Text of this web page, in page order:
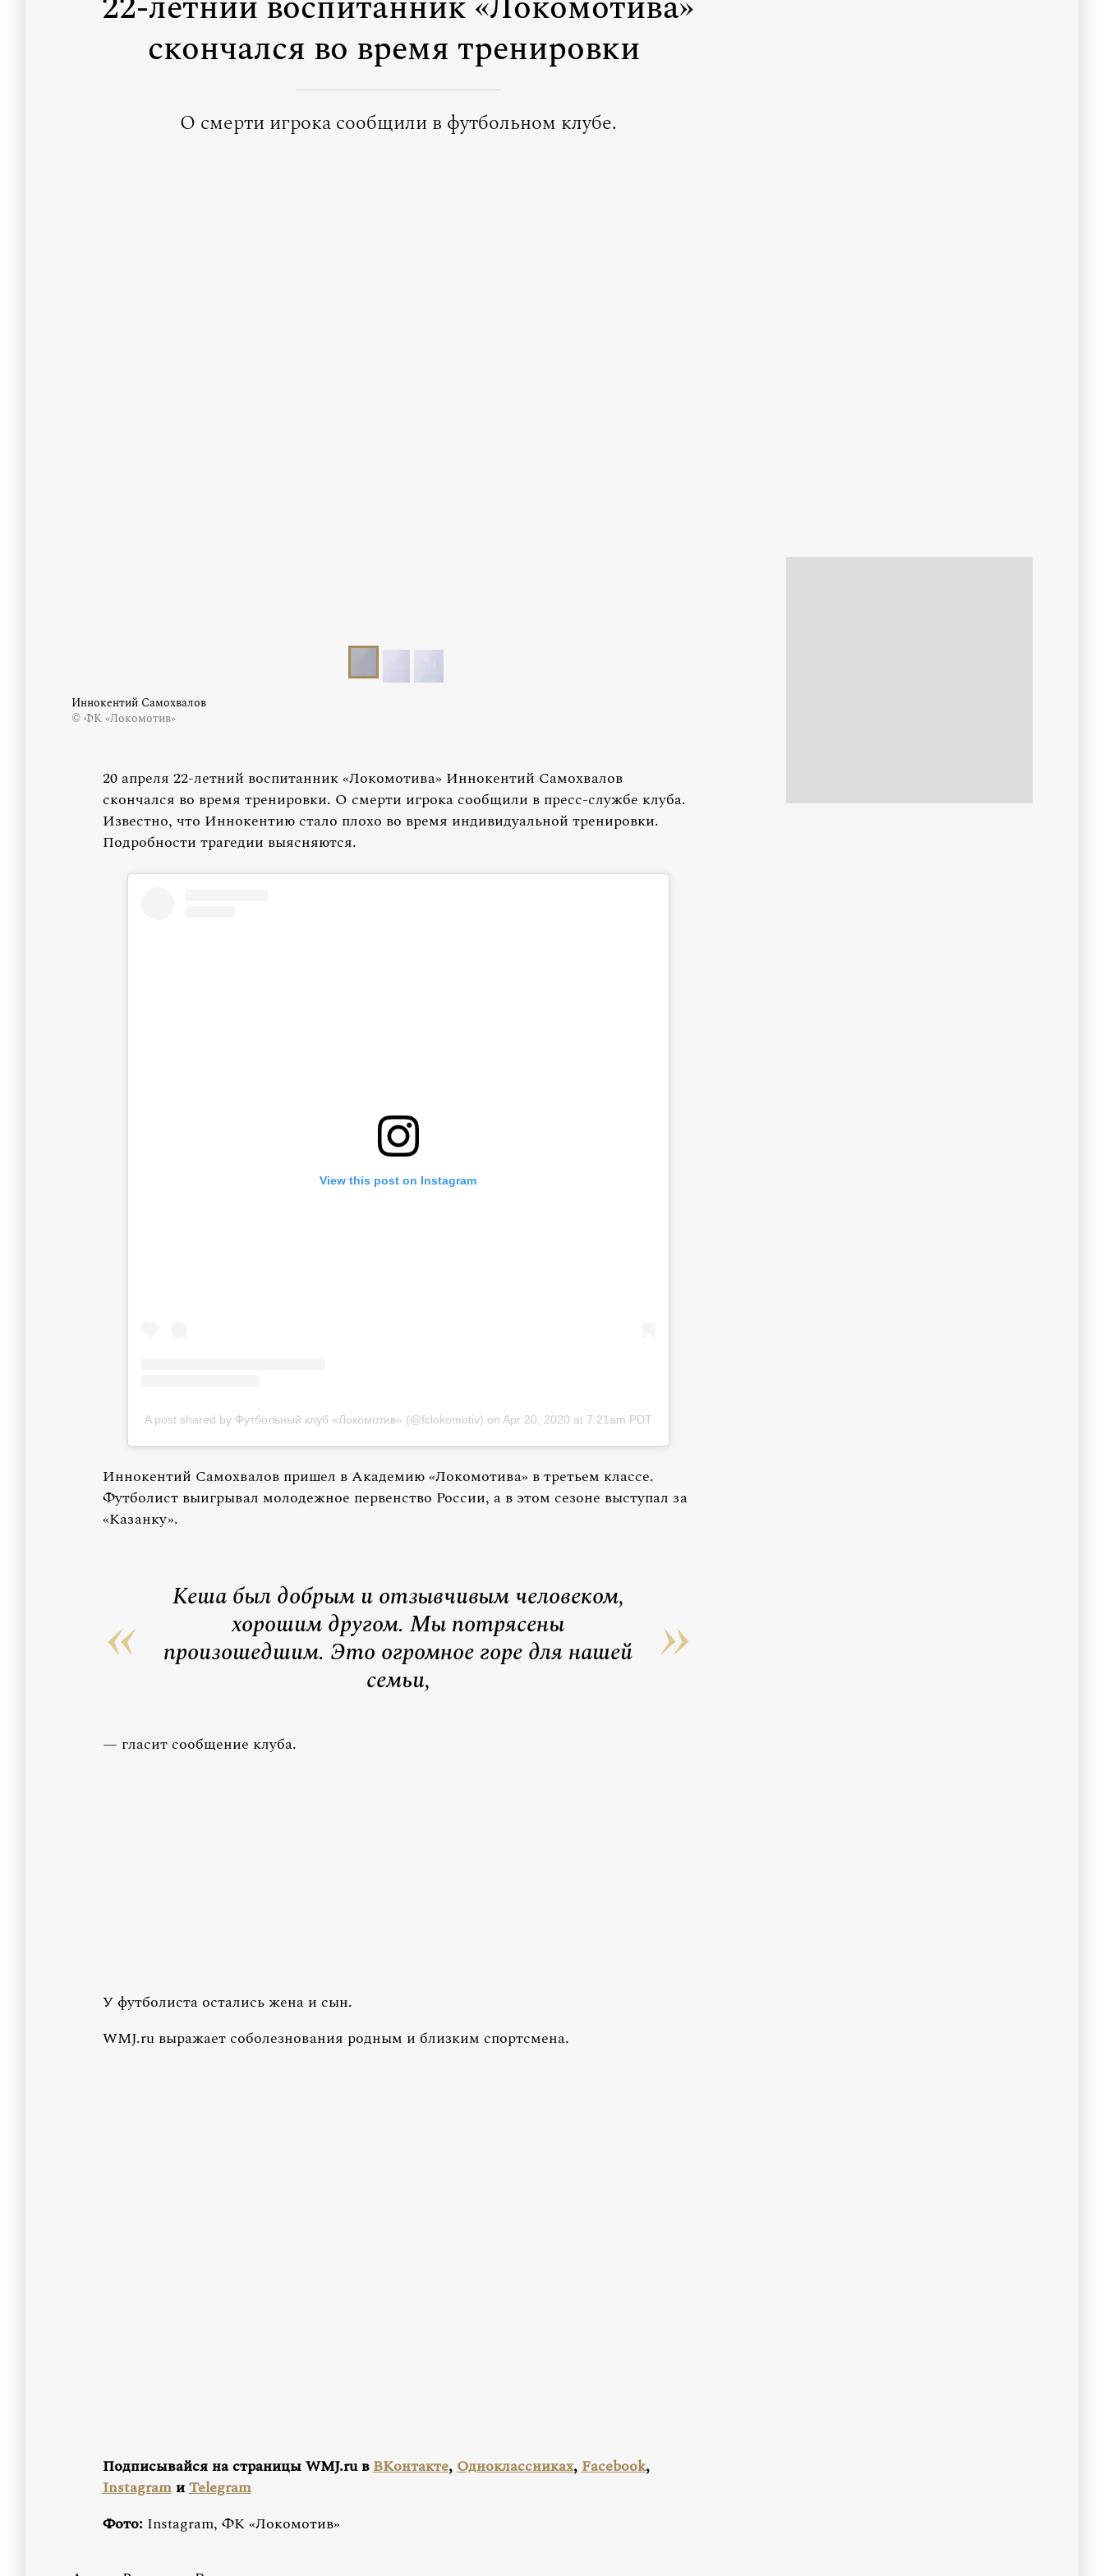
скончался во время тренировки
О смерти игрока сообщили в футбольном клубе.
Иннокентий Самохвалов
© ФК «Локомотив»
20 апреля 22-летний воспитанник «Локомотива» Иннокентий Самохвалов
скончался во время тренировки. О смерти игрока сообщили в пресс-службе клуба.
Известно, что Иннокентию стало плохо во время индивидуальной тренировки.
Подробности трагедии выясняются.
View this post on Instagram
A post shared by Футбольный клуб «Локомотив» (@fclokomotiv) on Apr 20, 2020 at 7:21am PDT
Иннокентий Самохвалов пришел в Академию «Локомотива» в третьем классе.
Футболист выигрывал молодежное первенство России, а в этом сезоне выступал за
«Казанку».
Кеша был добрым и отзывчивым человеком,
хорошим другом. Мы потрясены
произошедшим. Это огромное горе для нашей
семьи,
— гласит сообщение клуба.
У футболиста остались жена и сын.
WMJ.ru выражает соболезнования родным и близким спортсмена.
Подписывайся на страницы WMJ.ru вВКонтакте,Одноклассниках,Facebook,
InstagramиTelegram
Фото:Instagram, ФК «Локомотив»